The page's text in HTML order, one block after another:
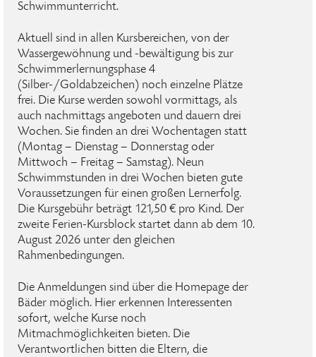
Schwimmunterricht.
Aktuell sind in allen Kursbereichen, von der
Wassergewöhnung und -bewältigung bis zur
Schwimmerlernungsphase 4
(Silber-/Goldabzeichen) noch einzelne Plätze
frei. Die Kurse werden sowohl vormittags, als
auch nachmittags angeboten und dauern drei
Wochen. Sie finden an drei Wochentagen statt
(Montag – Dienstag – Donnerstag oder
Mittwoch – Freitag – Samstag). Neun
Schwimmstunden in drei Wochen bieten gute
Voraussetzungen für einen großen Lernerfolg.
Die Kursgebühr beträgt 121,50 € pro Kind. Der
zweite Ferien-Kursblock startet dann ab dem 10.
August 2026 unter den gleichen
Rahmenbedingungen.
Die Anmeldungen sind über die Homepage der
Bäder möglich. Hier erkennen Interessenten
sofort, welche Kurse noch
Mitmachmöglichkeiten bieten. Die
Verantwortlichen bitten die Eltern, die